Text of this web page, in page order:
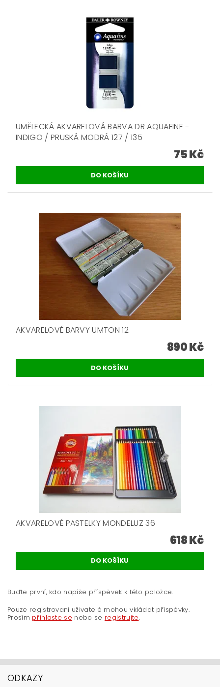
UMĚLECKÁ AKVARELOVÁ BARVA DR AQUAFINE -
INDIGO / PRUSKÁ MODRÁ 127 / 135
75 Kč
AKVARELOVÉ BARVY UMTON 12
890 Kč
AKVARELOVÉ PASTELKY MONDELUZ 36
618 Kč
Buďte první, kdo napíše příspěvek k této položce.
Pouze registrovaní uživatelé mohou vkládat příspěvky.
Prosím přihlaste se nebo se registrujte.
ODKAZY